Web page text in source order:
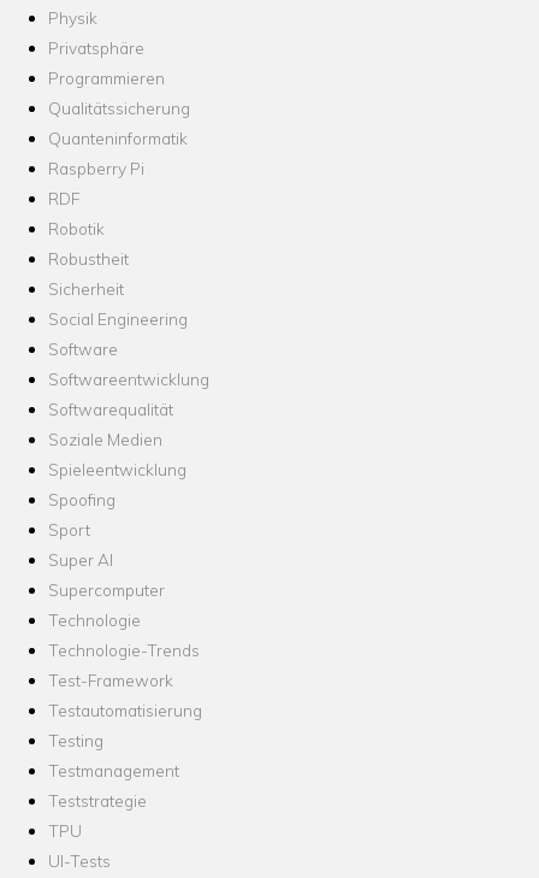
Physik
Privatsphäre
Programmieren
Qualitätssicherung
Quanteninformatik
Raspberry Pi
RDF
Robotik
Robustheit
Sicherheit
Social Engineering
Software
Softwareentwicklung
Softwarequalität
Soziale Medien
Spieleentwicklung
Spoofing
Sport
Super AI
Supercomputer
Technologie
Technologie-Trends
Test-Framework
Testautomatisierung
Testing
Testmanagement
Teststrategie
TPU
UI-Tests